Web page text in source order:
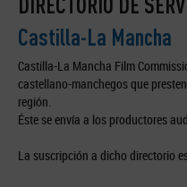
Castilla-La Mancha
Castilla-La Mancha Film
castellano-manchegos que
región.
Éste se envía a los productores
La suscripción a dicho directorio